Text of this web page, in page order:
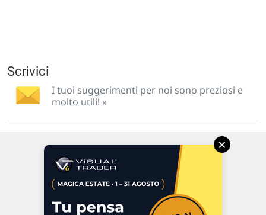
Scrivici
I tuoi suggerimenti per noi sono preziosi e
molto utili! »
47923 Rimini
P.IVA 02 452 460 401
×